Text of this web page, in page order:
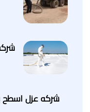
شركه عزل اسطح